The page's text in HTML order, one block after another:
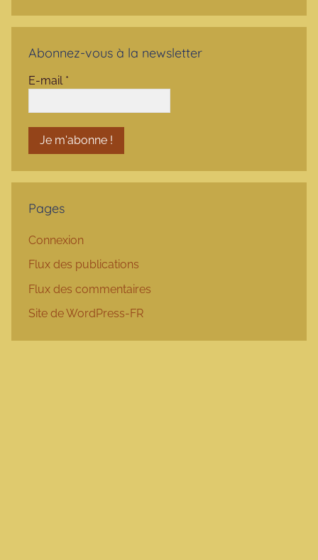
Abonnez-vous à la newsletter
E-mail *
Pages
Connexion
Flux des publications
Flux des commentaires
Site de WordPress-FR